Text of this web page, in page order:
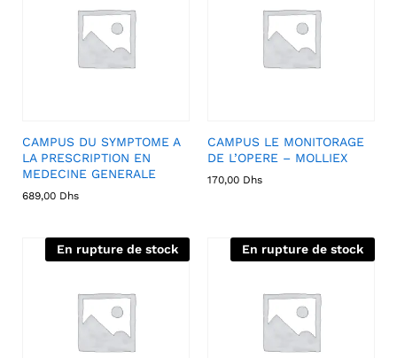
CAMPUS DU SYMPTOME A
LA PRESCRIPTION EN
MEDECINE GENERALE
689,00 Dhs
CAMPUS LE MONITORAGE
DE L’OPERE – MOLLIEX
170,00 Dhs
En rupture de stock En rupture de stock